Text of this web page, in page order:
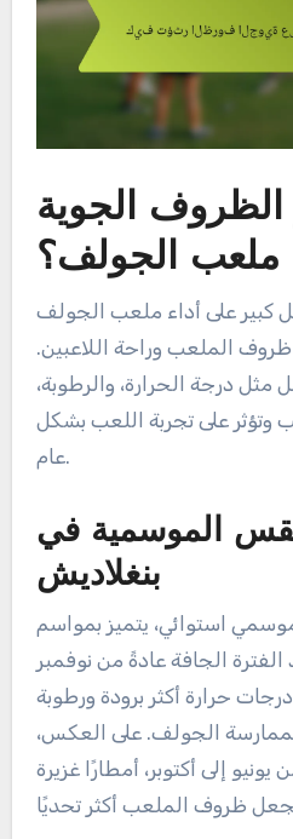
الظروف الجوية
ملعب الجولف؟
كبير على أداء ملعب الجولف
ظروف الملعب وراحة اللاعبين.
مثل درجة الحرارة، والرطوبة،
على تجربة اللعب بشكل
عام.
الموسمية في
بنغلاديش
استوائي، يتميز بمواسم
الجافة عادةً من نوفمبر
حرارة أكثر برودة ورطوبة
لممارسة الجولف. على العكس،
إلى أكتوبر، أمطارًا غزيرة